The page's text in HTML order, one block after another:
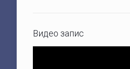
Видео запис